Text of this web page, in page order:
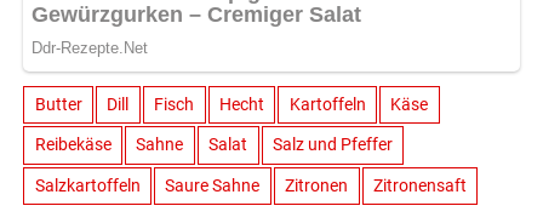
Butter Dill Fisch Hecht Kartoffeln Käse
Reibekäse Sahne Salat Salz und Pfeffer
Salzkartoffeln Saure Sahne Zitronen Zitronensaft